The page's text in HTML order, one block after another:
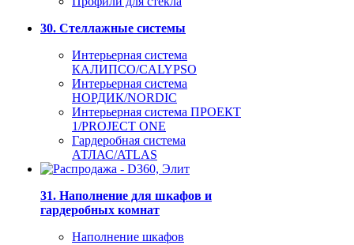
30. Стеллажные системы
Интерьерная система
КАЛИПСО/CALYPSO
Интерьерная система
НОРДИК/NORDIC
Интерьерная система ПРОЕКТ
1/PROJECT ONE
Гардеробная система
АТЛАС/ATLAS
31. Наполнение для шкафов и
гардеробных комнат
Наполнение шкафов